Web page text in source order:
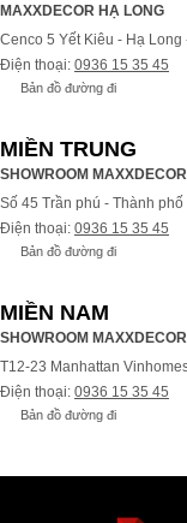
MAXXDECOR HẠ LONG
Cenco 5 Yết Kiêu - Hạ Long
Điện thoại: 0936 15 35 45
Bản đồ đường đi
MIỀN TRUNG
SHOWROOM
Số 45 Trần phú - Thành phố
Điện thoại: 0936 15 35 45
Bản đồ đường đi
MIỀN NAM
SHOWROOM
T12-23 Manhattan
Điện thoại: 0936 15 35 45
Bản đồ đường đi